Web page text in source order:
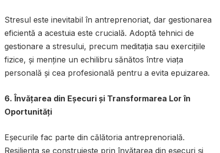
Stresul este inevitabil în antreprenoriat, dar gestionarea
eficientă a acestuia este crucială. Adoptă tehnici de
gestionare a stresului, precum meditația sau exercițiile
fizice, și menține un echilibru sănătos între viața
personală și cea profesională pentru a evita epuizarea.
6. Învățarea din Eșecuri și Transformarea Lor în
Oportunități
Eșecurile fac parte din călătoria antreprenorială.
Resiliența se construiește prin învățarea din eșecuri și